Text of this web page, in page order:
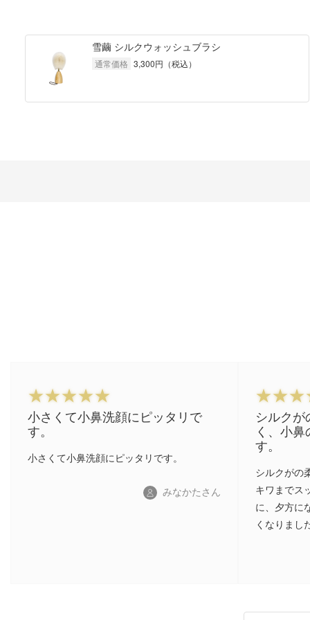
雪繭 シルクウォッシュブラシ
通常価格 3,300円（税込）
小さくて小鼻洗顔にピッタリで
す。
小さくて小鼻洗顔にピッタリです。
みなかたさん
シルクが
く、小
す。
シルクがの
キワまでス
に、夕方に
くなりまし